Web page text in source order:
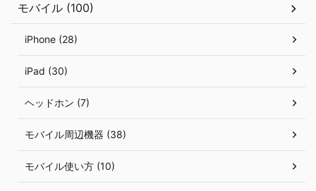
モバイル (100)
iPhone (28)
iPad (30)
ヘッドホン (7)
モバイル周辺機器 (38)
モバイル使い方 (10)